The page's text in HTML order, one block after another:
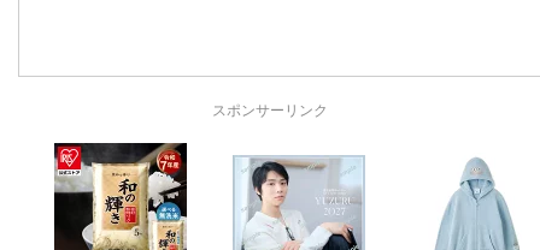
スポンサーリンク